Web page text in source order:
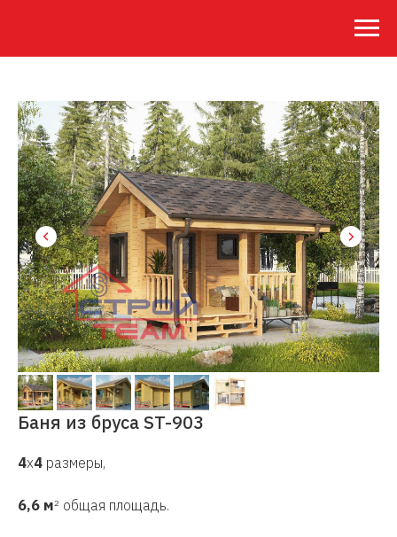
Баня из бруса ST-903
4х4 размеры,
6,6 м² общая площадь.